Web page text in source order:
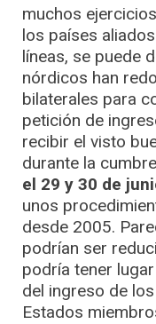
muchos
los países
líneas, se puede
nórdicos han
bilaterales para
petición de
recibir el visto
durante la
el 29 y 30 de
unos
desde 2005.
podrían ser
podría tener
del ingreso de
Estados